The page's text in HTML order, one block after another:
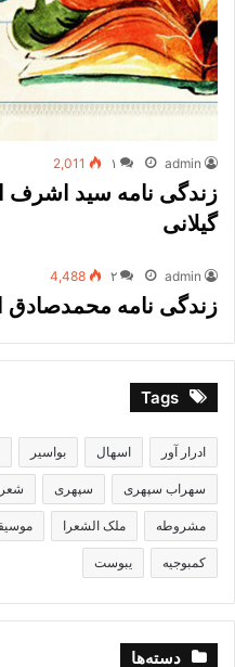
admin ۱ 2,011
زندگی نامه سید اشرف
گیلانی
admin ۲ 4,488
زندگی نامه محمدصادق
Tags
ادرار آور اسهال بواسیر
سهراب سپهری سپهری شعر
مشروطه ملک الشعرا
کمبوجیه یبوست
دسته‌ها